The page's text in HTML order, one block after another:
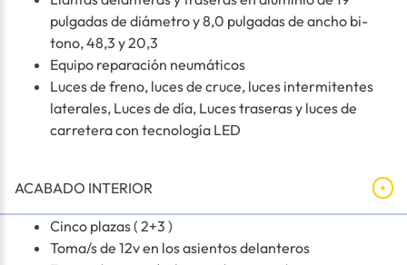
pulgadas de diámetro y 8,0 pulgadas de ancho bi-
tono, 48,3 y 20,3
Equipo reparación neumáticos
Luces de freno, luces de cruce, luces intermitentes
laterales, Luces de día, Luces traseras y luces de
carretera con tecnología LED
ACABADO INTERIOR
Cinco plazas ( 2+3 )
Toma/s de 12v en los asientos delanteros